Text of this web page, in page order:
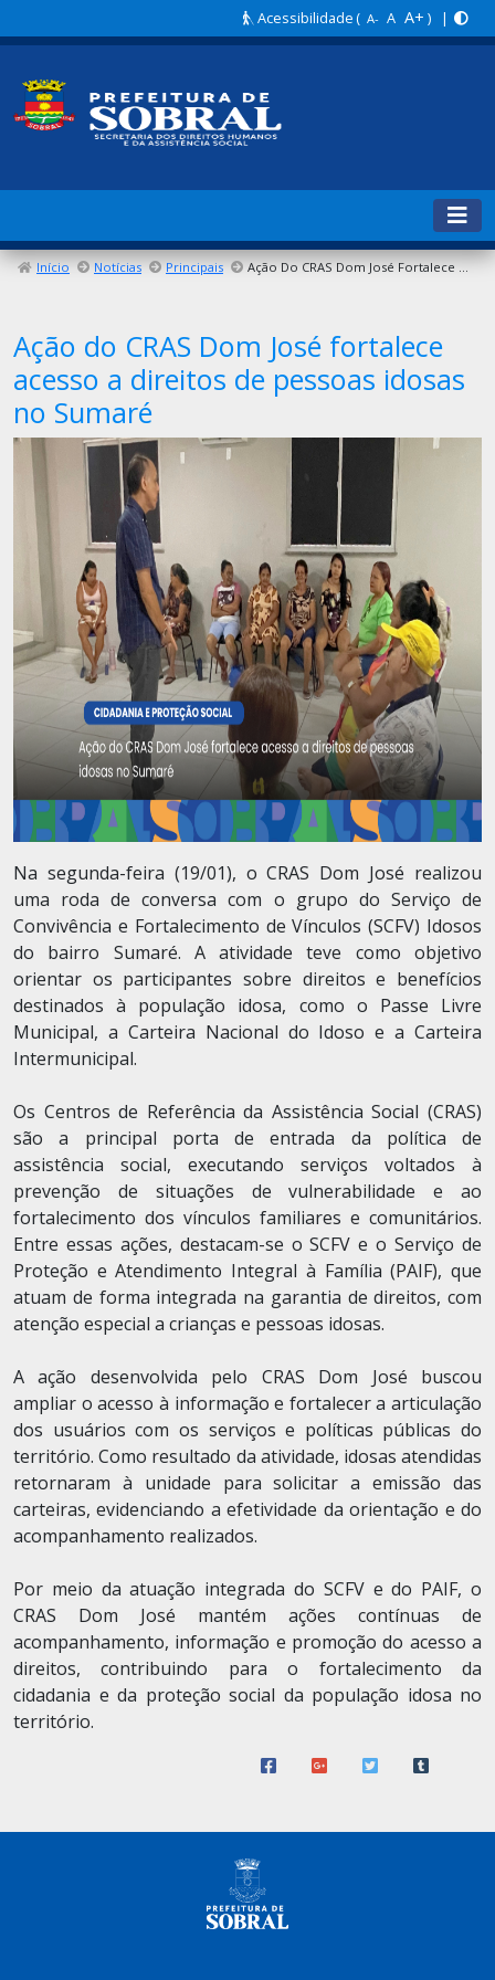
Acessibilidade( A- A A+ ) |
Início Notícias Principais Ação Do CRAS Dom José Fortalece Acesso A Direitos De Pessoas Idosas No Sumaré
Ação do CRAS Dom José fortalece
acesso a direitos de pessoas idosas
no Sumaré
Na segunda-feira (19/01), o CRAS Dom José realizou
uma roda de conversa com o grupo do Serviço de
Convivência e Fortalecimento de Vínculos (SCFV) Idosos
do bairro Sumaré. A atividade teve como objetivo
orientar os participantes sobre direitos e benefícios
destinados à população idosa, como o Passe Livre
Municipal, a Carteira Nacional do Idoso e a Carteira
Intermunicipal.
Os Centros de Referência da Assistência Social (CRAS)
são a principal porta de entrada da política de
assistência social, executando serviços voltados à
prevenção de situações de vulnerabilidade e ao
fortalecimento dos vínculos familiares e comunitários.
Entre essas ações, destacam-se o SCFV e o Serviço de
Proteção e Atendimento Integral à Família (PAIF), que
atuam de forma integrada na garantia de direitos, com
atenção especial a crianças e pessoas idosas.
A ação desenvolvida pelo CRAS Dom José buscou
ampliar o acesso à informação e fortalecer a articulação
dos usuários com os serviços e políticas públicas do
território. Como resultado da atividade, idosas atendidas
retornaram à unidade para solicitar a emissão das
carteiras, evidenciando a efetividade da orientação e do
acompanhamento realizados.
Por meio da atuação integrada do SCFV e do PAIF, o
CRAS Dom José mantém ações contínuas de
acompanhamento, informação e promoção do acesso a
direitos, contribuindo para o fortalecimento da
cidadania e da proteção social da população idosa no
território.